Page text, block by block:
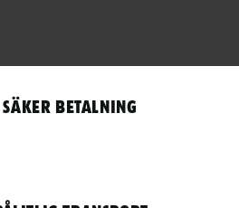
säker betalning